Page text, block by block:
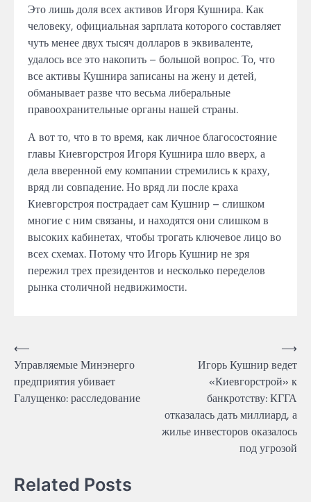
Это лишь доля всех активов Игоря Кушнира. Как
человеку, официальная зарплата которого составляет
чуть менее двух тысяч долларов в эквиваленте,
удалось все это накопить – большой вопрос. То, что
все активы Кушнира записаны на жену и детей,
обманывает разве что весьма либеральные
правоохранительные органы нашей страны.
А вот то, что в то время, как личное благосостояние
главы Киевгорстроя Игоря Кушнира шло вверх, а
дела вверенной ему компании стремились к краху,
вряд ли совпадение. Но вряд ли после краха
Киевгорстроя пострадает сам Кушнир – слишком
многие с ним связаны, и находятся они слишком в
высоких кабинетах, чтобы трогать ключевое лицо во
всех схемах. Потому что Игорь Кушнир не зря
пережил трех президентов и несколько переделов
рынка столичной недвижимости.
Навігація
записів
⟵
Управляемые Минэнерго
предприятия убивает
Галущенко: расследование
Игорь Кушнир ведет
«Киевгорстрой» к
банкротству: КГГА
отказалась дать миллиард, а
жилье инвесторов оказалось
под угрозой
⟶
Related Posts